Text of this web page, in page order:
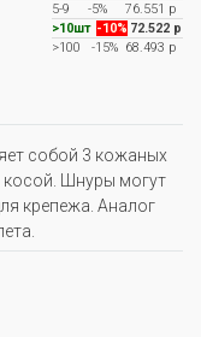
5-9
-5%
76.551 р
>10шт -10% 72.522 р
>100
-15% 68.493 р
собой 3 кожаных
косой. Шнуры могут
крепежа. Аналог